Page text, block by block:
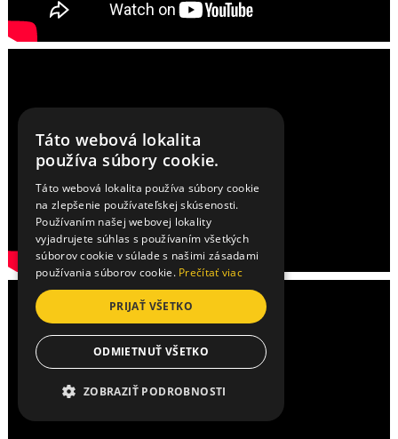
Táto webová lokalita
používa súbory cookie.
Táto webová lokalita používa súbory cookie
na zlepšenie používateľskej skúsenosti.
Používaním našej webovej lokality
vyjadrujete súhlas s používaním všetkých
súborov cookie v súlade s našimi zásadami
používania súborov cookie. Prečítať viac
PRIJAŤ VŠETKO
ODMIETNUŤ VŠETKO
ZOBRAZIŤ PODROBNOSTI